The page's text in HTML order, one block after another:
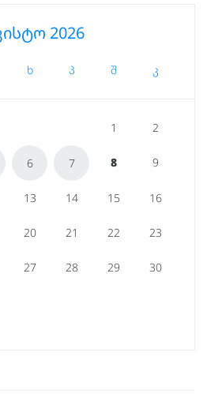
2026
ხ პ შ კ
1 2
6 7 8 9
13 14 15 16
20 21 22 23
27 28 29 30